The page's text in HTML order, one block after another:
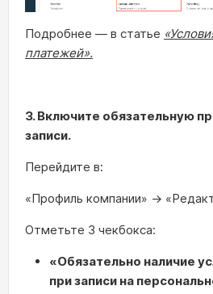
Подробнее — в статье
платежей».
3. Включите обязательную
записи.
Перейдите в:
«Профиль компании» →
Отметьте 3 чекбокса:
«Обязательно наличие
при записи на